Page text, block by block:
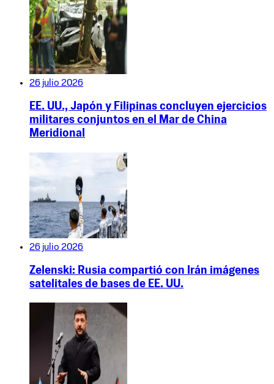
26 julio 2026
EE. UU., Japón y Filipinas concluyen ejercicios
militares conjuntos en el Mar de China
Meridional
26 julio 2026
Zelenski: Rusia compartió con Irán imágenes
satelitales de bases de EE. UU.